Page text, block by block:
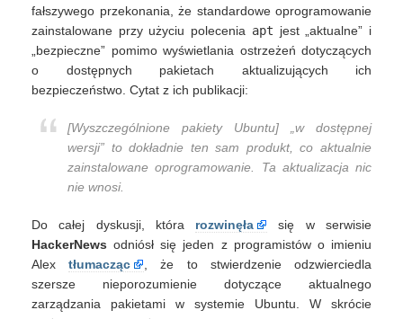
fałszywego przekonania, że standardowe oprogramowanie
zainstalowane przy użyciu polecenia apt jest „aktualne” i
„bezpieczne” pomimo wyświetlania ostrzeżeń dotyczących
o dostępnych pakietach aktualizujących ich
bezpieczeństwo. Cytat z ich publikacji:
[Wyszczególnione pakiety Ubuntu] „w dostępnej
wersji” to dokładnie ten sam produkt, co aktualnie
zainstalowane oprogramowanie. Ta aktualizacja nic
nie wnosi.
Do całej dyskusji, która rozwinęła
się w serwisie
HackerNews odniósł się jeden z programistów o imieniu
Alextłumacząc
, że to stwierdzenie odzwierciedla
szersze nieporozumienie dotyczące aktualnego
zarządzania pakietami w systemie Ubuntu. W skrócie